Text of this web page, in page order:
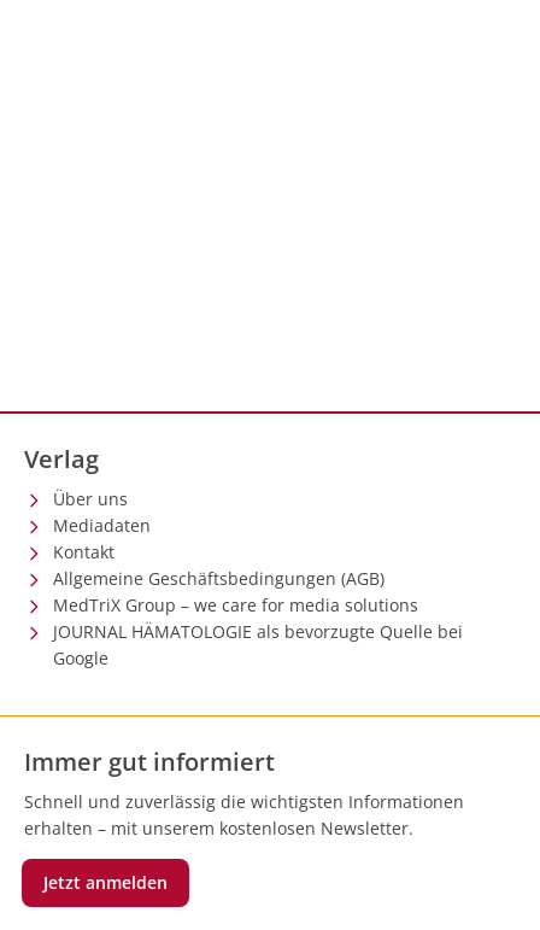
Verlag
Über uns
Mediadaten
Kontakt
Allgemeine Geschäftsbedingungen (AGB)
MedTriX Group – we care for media solutions
JOURNAL HÄMATOLOGIE als bevorzugte Quelle bei
Google
Immer gut informiert
Schnell und zuverlässig die wichtigsten Informationen
erhalten – mit unserem kostenlosen Newsletter.
Jetzt anmelden